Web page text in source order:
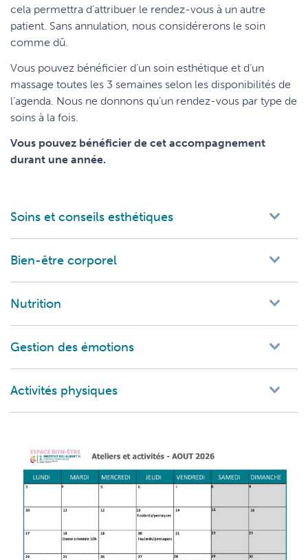
cela permettra d’attribuer le rendez-vous à un autre
patient. Sans annulation, nous considérerons le soin
comme dû.
Vous pouvez bénéficier d’un soin esthétique et d’un
massage toutes les 3 semaines selon les disponibilités de
l’agenda. Nous ne donnons qu’un rendez-vous par type de
soins à la fois.
Vous pouvez bénéficier de cet accompagnement
durant une année.
Soins et conseils esthétiques
Bien-être corporel
Nutrition
Gestion des émotions
Activités physiques